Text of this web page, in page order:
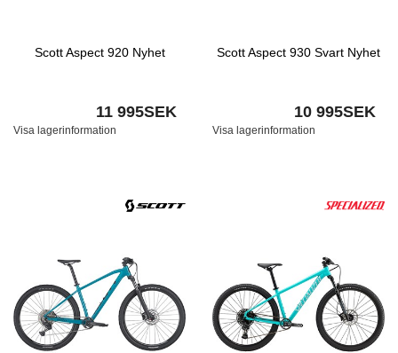
Scott Aspect 920 Nyhet
11 995SEK
Visa lagerinformation
Scott Aspect 930 Svart Nyhet
10 995SEK
Visa lagerinformation